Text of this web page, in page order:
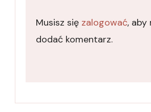
Musisz się zalogować, aby
dodać komentarz.